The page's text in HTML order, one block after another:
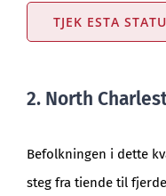
TJEK ESTA
2. North
Befolkningen i dette
steg fra tiende til